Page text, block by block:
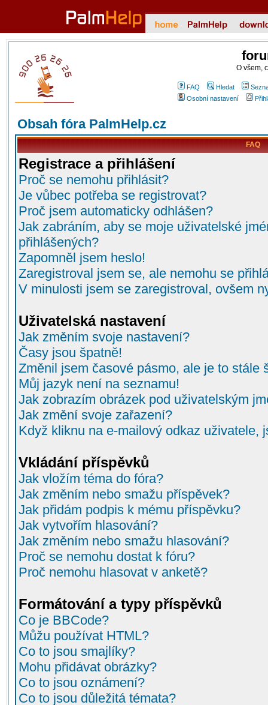
O všem,
FAQ Hledat
Osobní nastavení
Obsah fóra PalmHelp.cz
FAQ
Registrace a přihlášení
Proč se nemohu přihlásit?
Je vůbec potřeba se registrovat?
Proč jsem automaticky odhlášen?
Jak zabráním, aby se moje uživatelské
přihlášených?
Zapomněl jsem heslo!
Zaregistroval jsem se, ale nemohu se
V minulosti jsem se zaregistroval, ovšem
Uživatelská nastavení
Jak změním svoje nastavení?
Časy jsou špatně!
Změnil jsem časové pásmo, ale je to stále
Můj jazyk není na seznamu!
Jak zobrazím obrázek pod uživatelským
Jak změní svoje zařazení?
Když kliknu na e-mailový odkaz uživatele,
Vkládání příspěvků
Jak vložím téma do fóra?
Jak změním nebo smažu příspěvek?
Jak přidám podpis k mému příspěvku?
Jak vytvořím hlasování?
Jak změním nebo smažu hlasování?
Proč se nemohu dostat k fóru?
Proč nemohu hlasovat v anketě?
Formátování a typy příspěvků
Co je BBCode?
Můžu používat HTML?
Co to jsou smajlíky?
Mohu přidávat obrázky?
Co to jsou oznámení?
Co to jsou důležitá témata?